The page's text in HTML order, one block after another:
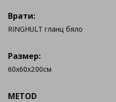
METOD
Врати:
RINGHULT гланц бяло
Размер:
60x60x200см